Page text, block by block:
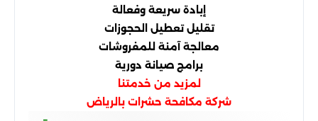
إبادة سريعة وفعالة
تقليل تعطيل الحجوزات
معالجة آمنة للمفروشات
برامج صيانة دورية
لمزيد من خدمتنا
شركة مكافحة حشرات بالرياض